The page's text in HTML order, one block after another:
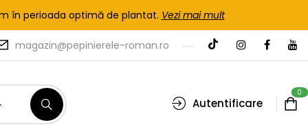
în perioada optimă de plantat. Vezi mai mult
magazin@pepinierele-roman.ro
Autentificare
0